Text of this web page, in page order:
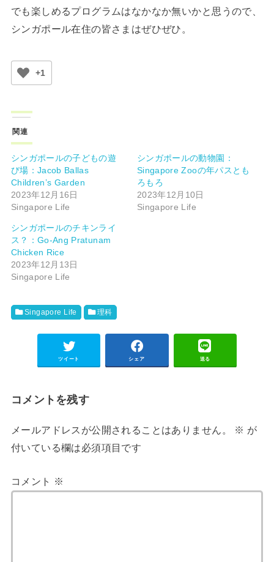
でも楽しめるプログラムはなかなか無いかと思うので、
シンガポール在住の皆さまはぜひぜひ。
+1
関連
シンガポールの子どもの遊
び場：Jacob Ballas
Children’s Garden
2023年12月16日
Singapore Life
シンガポールの動物園：
Singapore Zooの年パスとも
ろもろ
2023年12月10日
Singapore Life
シンガポールのチキンライ
ス？：Go-Ang Pratunam
Chicken Rice
2023年12月13日
Singapore Life
Singapore Life 理科
ツイート シェア 送る
コメントを残す
メールアドレスが公開されることはありません。 ※ が
付いている欄は必須項目です
コメント ※